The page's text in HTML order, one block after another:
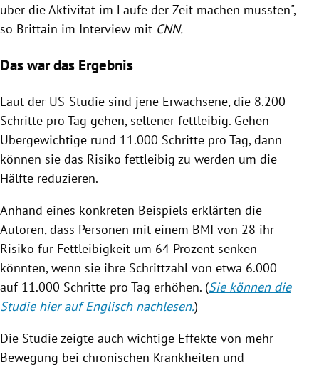
über die Aktivität im Laufe der Zeit machen mussten",
so Brittain im Interview mit CNN.
Das war das Ergebnis
Laut der US-Studie sind jene Erwachsene, die 8.200
Schritte pro Tag gehen, seltener fettleibig. Gehen
Übergewichtige rund 11.000 Schritte pro Tag, dann
können sie das Risiko fettleibig zu werden um die
Hälfte reduzieren.
Anhand eines konkreten Beispiels erklärten die
Autoren, dass Personen mit einem BMI von 28 ihr
Risiko für Fettleibigkeit um 64 Prozent senken
könnten, wenn sie ihre Schrittzahl von etwa 6.000
auf 11.000 Schritte pro Tag erhöhen. (Sie können die
Studie hier auf Englisch nachlesen.)
Die Studie zeigte auch wichtige Effekte von mehr
Bewegung bei chronischen Krankheiten und